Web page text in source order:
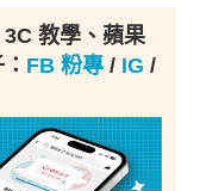
教學、蘋果
FB 粉專 / IG /